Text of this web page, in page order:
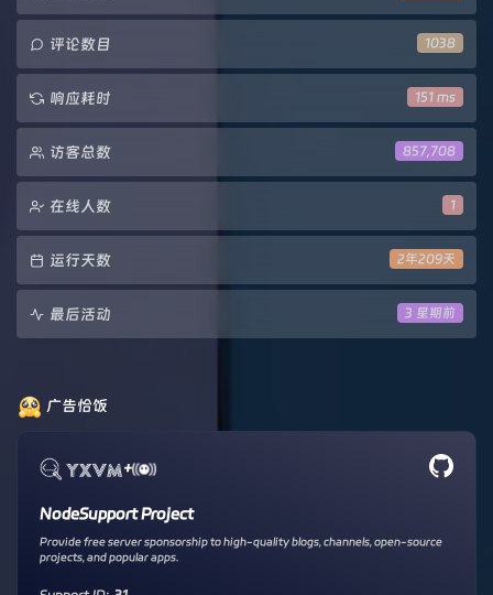
1038
评论数目
151 ms
响应耗时
857,708
访客总数
1
在线人数
2年209天
运行天数
3 星期前
最后活动
广告恰饭
+
NodeSupport Project
Provide free server sponsorship to high-quality blogs, channels, open-source
projects, and popular apps.